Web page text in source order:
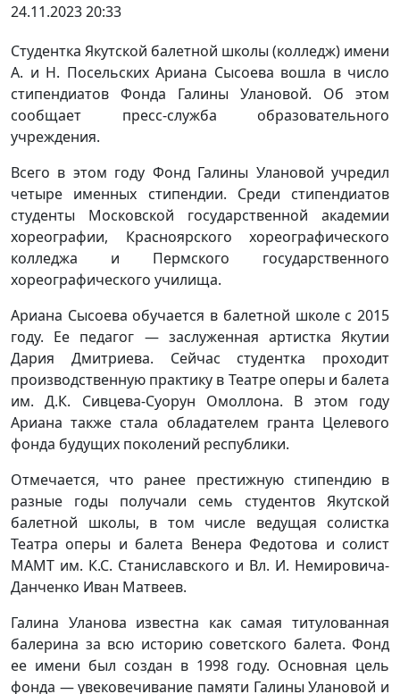
24.11.2023 20:33
Студентка Якутской балетной школы (колледж) имени
А. и Н. Посельских Ариана Сысоева вошла в число
стипендиатов Фонда Галины Улановой. Об этом
сообщает пресс-служба образовательного
учреждения.
Всего в этом году Фонд Галины Улановой учредил
четыре именных стипендии. Среди стипендиатов
студенты Московской государственной академии
хореографии, Красноярского хореографического
колледжа и Пермского государственного
хореографического училища.
Ариана Сысоева обучается в балетной школе с 2015
году. Ее педагог — заслуженная артистка Якутии
Дария Дмитриева. Сейчас студентка проходит
производственную практику в Театре оперы и балета
им. Д.К. Сивцева-Суорун Омоллона. В этом году
Ариана также стала обладателем гранта Целевого
фонда будущих поколений республики.
Отмечается, что ранее престижную стипендию в
разные годы получали семь студентов Якутской
балетной школы, в том числе ведущая солистка
Театра оперы и балета Венера Федотова и солист
МАМТ им. К.С. Станиславского и Вл. И. Немировича-
Данченко Иван Матвеев.
Галина Уланова известна как самая титулованная
балерина за всю историю советского балета. Фонд
ее имени был создан в 1998 году. Основная цель
фонда — увековечивание памяти Галины Улановой и